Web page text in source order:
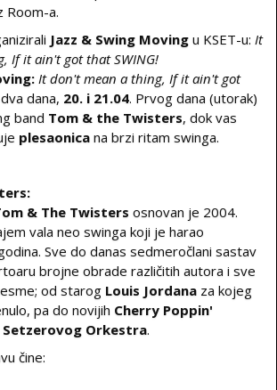
Room-a.
Jazz & Swing Moving u KSET-u: It
If it ain't got that SWING!
It don't mean a thing, If it ain't got
dana, 20. i 21.04. Prvog dana (utorak)
band Tom & the Twisters, dok vas
plesaonica na brzi ritam swinga.
& The Twisters osnovan je 2004.
vala neo swinga koji je harao
Sve do danas sedmeročlani sastav
brojne obrade različitih autora i sve
od starog Louis Jordana za kojeg
pa do novijih Cherry Poppin'
Setzerovog Orkestra.
čine: